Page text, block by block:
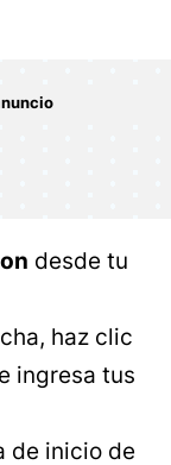
desde tu
haz clic
e ingresa tus
de inicio de